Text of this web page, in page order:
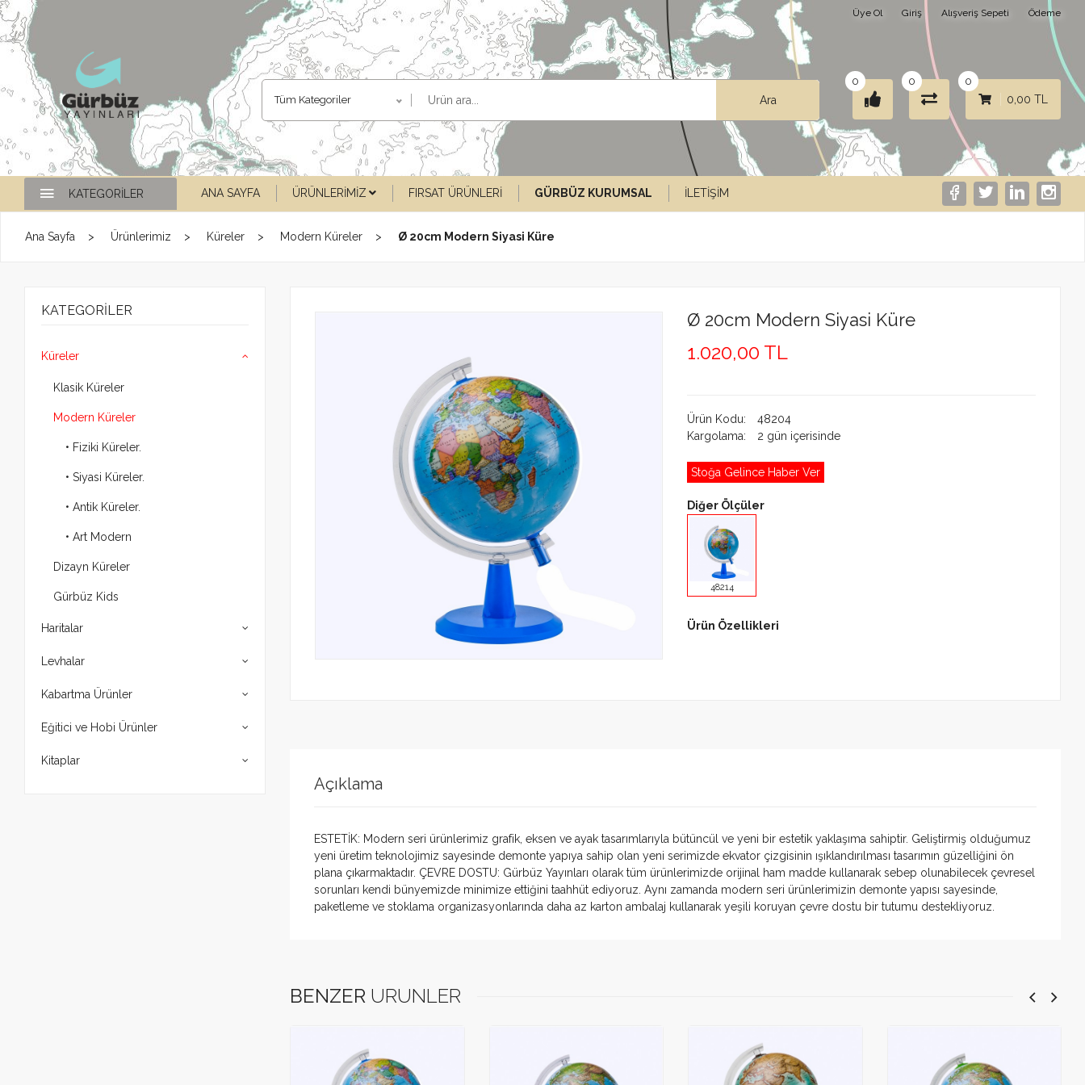
Üye Ol Giriş Alışveriş Sepeti Ödeme
Tüm Kategoriler Ara
0 0
0,00 TL
0
KATEGORILER ANA SAYFA ÜRÜNLERIMIZ FIRSAT ÜRÜNLERI GÜRBÜZ KURUMSAL İLETIŞIM
Ana Sayfa Ürünlerimiz Küreler Modern Küreler Ø 20cm Modern Siyasi Küre
KATEGORILER
Küreler
Klasik Küreler
Modern Küreler
• Fiziki Küreler.
• Siyasi Küreler.
• Antik Küreler.
• Art Modern
Dizayn Küreler
Gürbüz Kids
Haritalar
Levhalar
Kabartma Ürünler
Eğitici ve Hobi Ürünler
Kitaplar
Ø 20cm Modern Siyasi Küre
1.020,00 TL
Ürün Kodu:
48204
Kargolama:
2 gün içerisinde
Stoğa Gelince Haber Ver
Diğer Ölçüler
48214
Ürün Özellikleri
Açıklama
ESTETİK: Modern seri ürünlerimiz grafik, eksen ve ayak tasarımlarıyla bütüncül ve yeni bir estetik yaklaşıma sahiptir. Geliştirmiş olduğumuz
yeni üretim teknolojimiz sayesinde demonte yapıya sahip olan yeni serimizde ekvator çizgisinin ışıklandırılması tasarımın güzelliğini ön
plana çıkarmaktadır. ÇEVRE DOSTU: Gürbüz Yayınları olarak tüm ürünlerimizde orijinal ham madde kullanarak sebep olunabilecek çevresel
sorunları kendi bünyemizde minimize ettiğini taahhüt ediyoruz. Aynı zamanda modern seri ürünlerimizin demonte yapısı sayesinde,
paketleme ve stoklama organizasyonlarında daha az karton ambalaj kullanarak yeşili koruyan çevre dostu bir tutumu destekliyoruz.
Yorum
BENZERÜRÜNLER